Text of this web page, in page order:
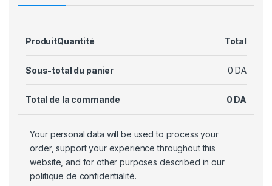
ProduitQuantité Total
Sous-total du panier 0 DA
Total de la commande 0 DA
Your personal data will be used to process your
order, support your experience throughout this
website, and for other purposes described in our
politique de confidentialité.